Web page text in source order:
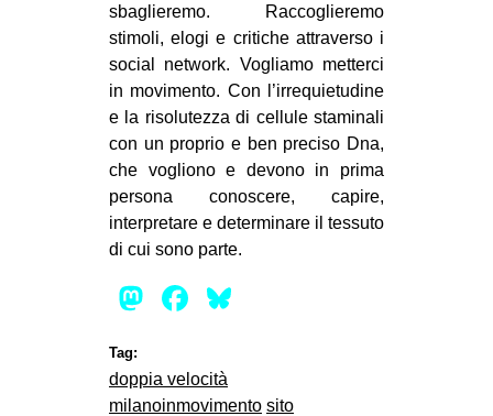
sbaglieremo. Raccoglieremo
stimoli, elogi e critiche attraverso i
social network. Vogliamo metterci
in movimento. Con l’irrequietudine
e la risolutezza di cellule staminali
con un proprio e ben preciso Dna,
che vogliono e devono in prima
persona conoscere, capire,
interpretare e determinare il tessuto
di cui sono parte.
Mastodon
Facebook
Tag:
doppia velocità
milanoinmovimento sito